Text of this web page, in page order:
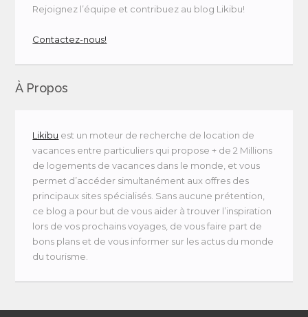
Rejoignez l’équipe et contribuez au blog Likibu!
Contactez-nous!
À Propos
Likibu est un moteur de recherche de location de
vacances entre particuliers qui propose + de 2 Millions
de logements de vacances dans le monde, et vous
permet d’accéder simultanément aux offres des
principaux sites spécialisés. Sans aucune prétention,
ce blog a pour but de vous aider à trouver l’inspiration
lors de vos prochains voyages, de vous faire part de
bons plans et de vous informer sur les actus du monde
du tourisme.